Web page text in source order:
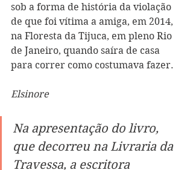
sob a forma de história da violação
de que foi vítima a amiga, em 2014,
na Floresta da Tijuca, em pleno Rio
de Janeiro, quando saíra de casa
para correr como costumava fazer.
Elsinore
Na apresentação do livro,
que decorreu na Livraria da
Travessa, a escritora